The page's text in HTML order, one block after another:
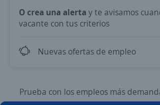
O crea una alerta y te avisamos
vacante con tus criterios
Nuevas ofertas de empleo
Prueba con los empleos más